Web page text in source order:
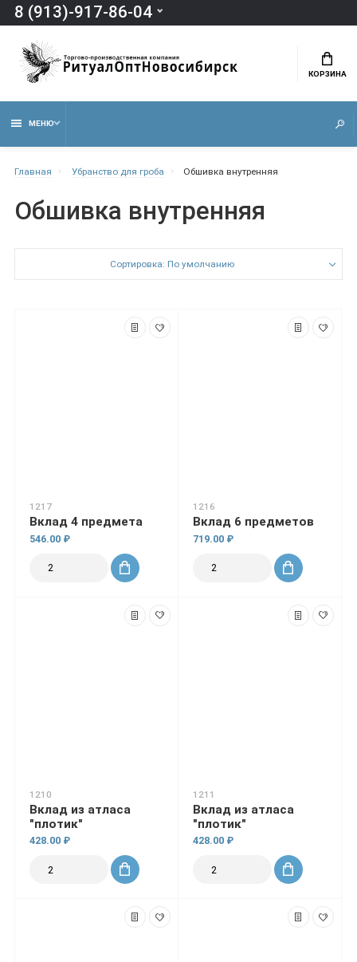
8 (913)-917-86-04
КОРЗИНА
МЕНЮ
Главная Убранство для гроба Обшивка внутренняя
Обшивка внутренняя
Сортировка: По умолчанию
1217
Вклад 4 предмета
546.00 ₽
1216
Вклад 6 предметов
719.00 ₽
1210
Вклад из атласа
"плотик"
428.00 ₽
1211
Вклад из атласа
"плотик"
428.00 ₽